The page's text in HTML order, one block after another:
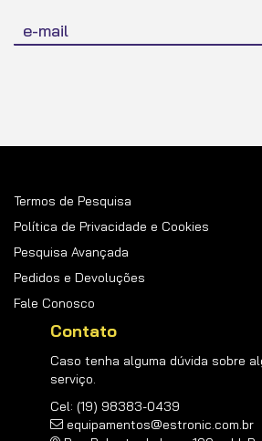
se
na
Termos de Pesquisa
Política de Privacidade e Cookies
Pesquisa Avançada
Pedidos e Devoluções
Fale Conosco
Contato
Caso tenha alguma dúvida sobre
serviço.
Cel: (19) 98383-0439
equipamentos@estronic.com.br